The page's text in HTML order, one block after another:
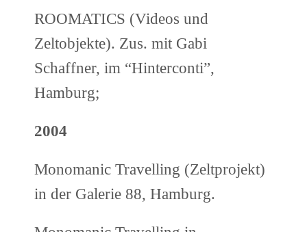
ROOMATICS (Videos und
Zeltobjekte). Zus. mit Gabi
Schaffner, im “Hinterconti”,
Hamburg;
2004
Monomanic Travelling (Zeltprojekt)
in der Galerie 88, Hamburg.